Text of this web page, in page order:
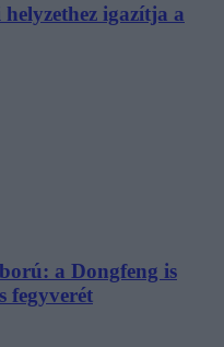
igazítja a
a Dongfeng is
fegyverét